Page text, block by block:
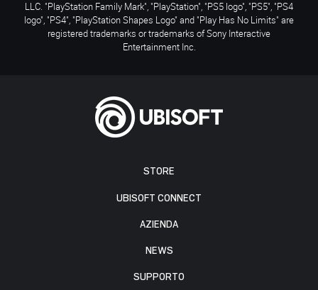
STORE
UBISOFT CONNECT
AZIENDA
NEWS
SUPPORTO
LLC. "PlayStation Family Mark", "PlayStation", "PS5 logo", "PS5", "PS4
logo", "PS4", "PlayStation Shapes Logo" and "Play Has No Limits" are
registered trademarks or trademarks of Sony Interactive
Entertainment Inc.